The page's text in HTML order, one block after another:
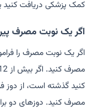
کمک پزشکی دریافت کنید یا با 115 تماس
اگر یک نوبت مصرف
اگر یک نوبت مصرف را
کنید گذشته است، از
مصرف کنید. دوزهای دو